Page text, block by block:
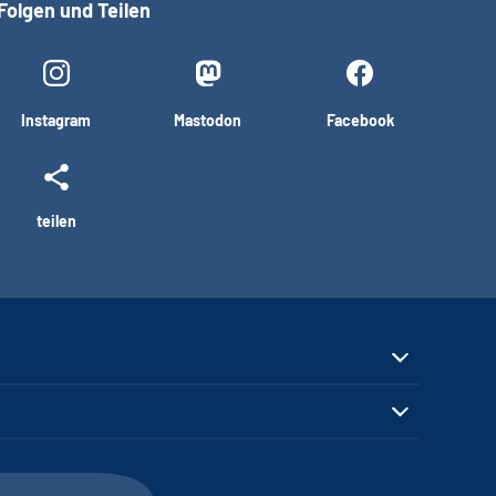
und Teilen
Instagram Mastodon Facebook
teilen